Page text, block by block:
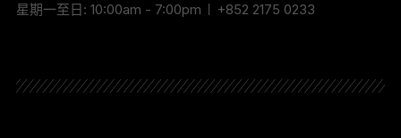
星期一至日: 10:00am - 7:00pm +852 2175 0233